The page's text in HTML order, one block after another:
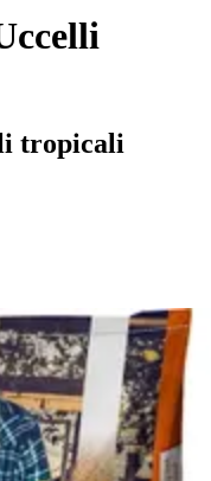
tropicali